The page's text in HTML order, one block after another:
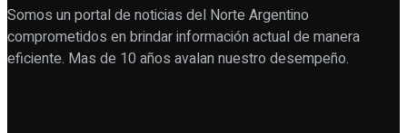
Somos un portal de noticias del Norte Argentino
comprometidos en brindar información actual de manera
eficiente. Mas de 10 años avalan nuestro desempeño.